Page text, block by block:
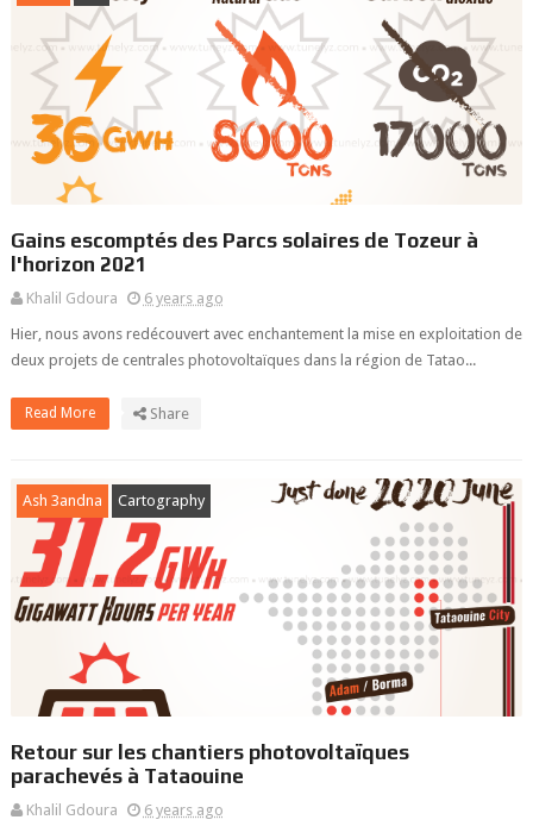
Gains escomptés des Parcs solaires de Tozeur à
l'horizon 2021
Khalil Gdoura
6 years ago
Hier, nous avons redécouvert avec enchantement la mise en exploitation de
deux projets de centrales photovoltaïques dans la région de Tatao...
Read More Share
Ash 3andna Cartography
Retour sur les chantiers photovoltaïques
parachevés à Tataouine
Khalil Gdoura
6 years ago